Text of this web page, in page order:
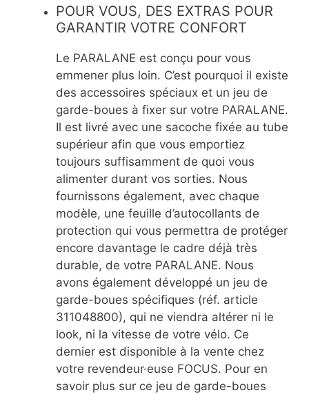
POUR VOUS, DES EXTRAS POUR
GARANTIR VOTRE CONFORT
Le PARALANE est conçu pour vous
emmener plus loin. C’est pourquoi il existe
des accessoires spéciaux et un jeu de
garde-boues à fixer sur votre PARALANE.
Il est livré avec une sacoche fixée au tube
supérieur afin que vous emportiez
toujours suffisamment de quoi vous
alimenter durant vos sorties. Nous
fournissons également, avec chaque
modèle, une feuille d’autocollants de
protection qui vous permettra de protéger
encore davantage le cadre déjà très
durable, de votre PARALANE. Nous
avons également développé un jeu de
garde-boues spécifiques (réf. article
311048800), qui ne viendra altérer ni le
look, ni la vitesse de votre vélo. Ce
dernier est disponible à la vente chez
votre revendeur·euse FOCUS. Pour en
savoir plus sur ce jeu de garde-boues